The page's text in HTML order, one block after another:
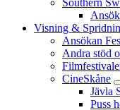
Southern
Visning &
Ansökan
Andra stöd
CineSkåne
Jävla
Puss